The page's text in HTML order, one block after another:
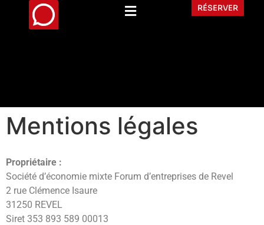
RÉSERVER
Mentions légales
Propriétaire :
Société d’économie mixte Forum d’entreprises de Revel
2 rue Clémence Isaure
31250 REVEL
Siret 353 893 589 00013